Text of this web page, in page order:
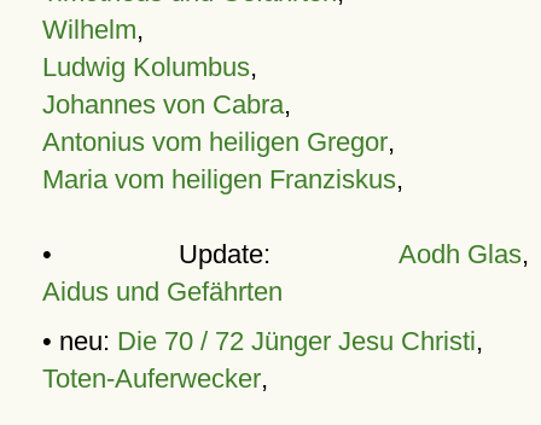
Wilhelm,
Ludwig Kolumbus,
Johannes von Cabra,
Antonius vom heiligen Gregor,
Maria vom heiligen Franziskus,
• Update: Aodh Glas,
Aidus und Gefährten
• neu: Die 70 / 72 Jünger Jesu Christi,
Toten-Auferwecker,